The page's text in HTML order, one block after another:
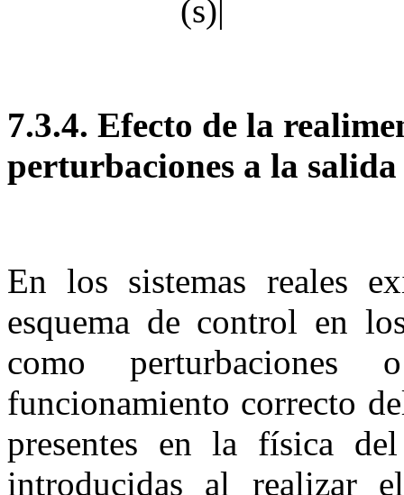
7.3.4. Efecto de la
perturbaciones a la
En los sistemas reales
esquema de control en
como
funcionamiento correcto
presentes en la física
introducidas al realizar